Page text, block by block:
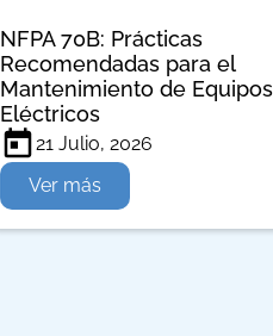
NFPA 70B: Prácticas
Recomendadas para el
Mantenimiento de Equipos
Eléctricos
21 Julio, 2026
Ver más